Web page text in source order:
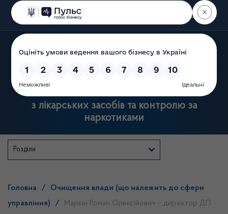
Пошук
Державна служба України
з лікарських засобів та контролю за
наркотиками
Розділи
Головна /
Очищення влади (що належить до сфери
управління)
/
Маркін Роман Олексійович – директор ДП